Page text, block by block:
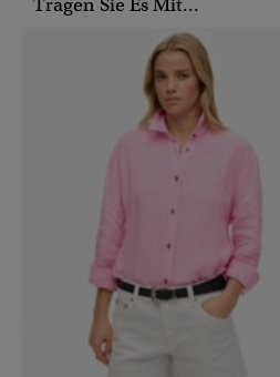
Tragen Sie Es Mit...